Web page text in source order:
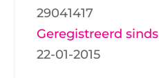
29041417
Geregistreerd sinds
22-01-2015